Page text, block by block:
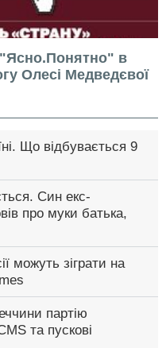
в
Олесі Медведєвої
Що відбувається 9
Син екс-
про муки батька,
можуть зіграти на
партію
та пускові